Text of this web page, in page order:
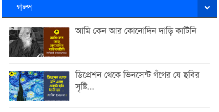
গল্প
আমি কেন আর কোনোদিন দাড়ি কাটিনি
ডিপ্রেশন থেকে ভিনসেন্ট গঁগের যে ছবির
সৃষ্টি...